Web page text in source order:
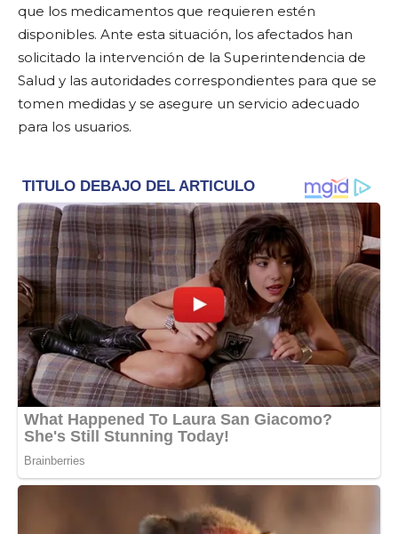
que los medicamentos que requieren estén
disponibles. Ante esta situación, los afectados han
solicitado la intervención de la Superintendencia de
Salud y las autoridades correspondientes para que se
tomen medidas y se asegure un servicio adecuado
para los usuarios.